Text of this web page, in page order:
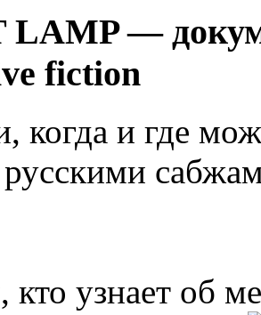
LAMP —
fiction
когда и где
узнает об